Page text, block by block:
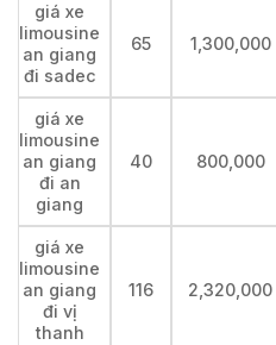
giá xe
limousine
an giang
đi sadec
65 1,300,000
giá xe
limousine
an giang
đi an
giang
40 800,000
giá xe
limousine
an giang
đi vị
thanh
116 2,320,000